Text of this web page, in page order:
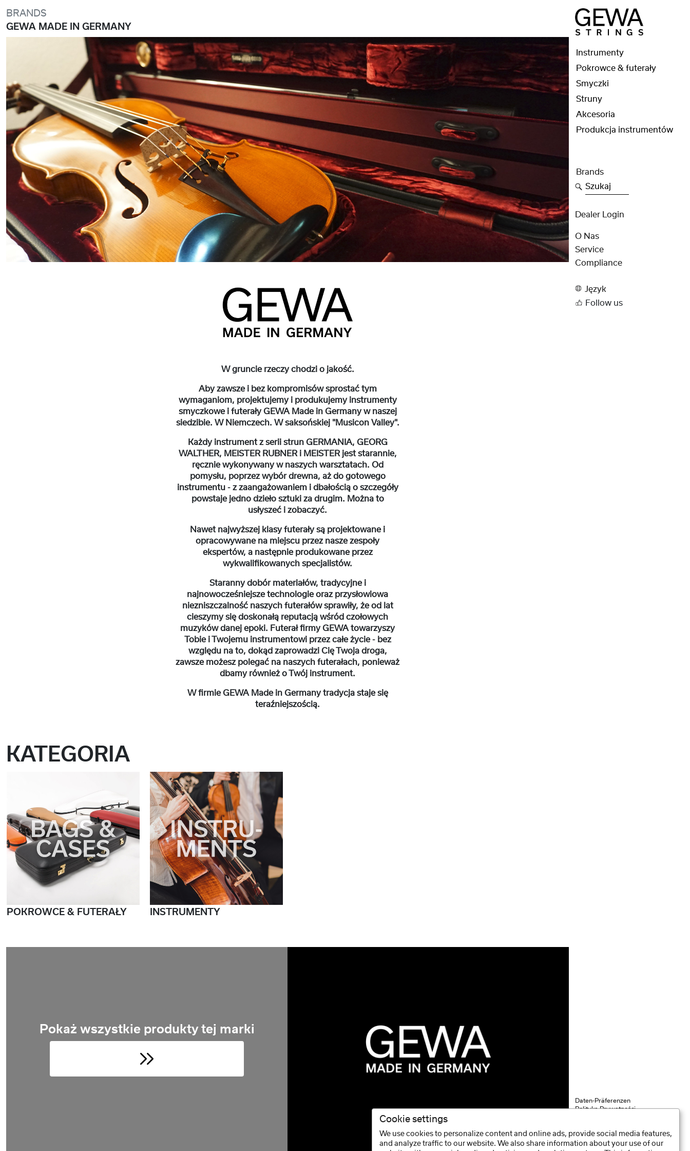
BRANDS
GEWA MADE IN GERMANY
W gruncie rzeczy chodzi o jakość.
Aby zawsze i bez kompromisów sprostać tym
wymaganiom, projektujemy i produkujemy instrumenty
smyczkowe i futerały GEWA Made in Germany w naszej
siedzibie. W Niemczech. W saksońskiej "Musicon Valley".
Każdy instrument z serii strun GERMANIA, GEORG
WALTHER, MEISTER RUBNER i MEISTER jest starannie,
ręcznie wykonywany w naszych warsztatach. Od
pomysłu, poprzez wybór drewna, aż do gotowego
instrumentu - z zaangażowaniem i dbałością o szczegóły
powstaje jedno dzieło sztuki za drugim. Można to
usłyszeć i zobaczyć.
Nawet najwyższej klasy futerały są projektowane i
opracowywane na miejscu przez nasze zespoły
ekspertów, a następnie produkowane przez
wykwalifikowanych specjalistów.
Staranny dobór materiałów, tradycyjne i
najnowocześniejsze technologie oraz przysłowiowa
niezniszczalność naszych futerałów sprawiły, że od lat
cieszymy się doskonałą reputacją wśród czołowych
muzyków danej epoki. Futerał firmy GEWA towarzyszy
Tobie i Twojemu instrumentowi przez całe życie - bez
względu na to, dokąd zaprowadzi Cię Twoja droga,
zawsze możesz polegać na naszych futerałach, ponieważ
dbamy również o Twój instrument.
W firmie GEWA Made in Germany tradycja staje się
teraźniejszością.
KATEGORIA
POKROWCE & FUTERAŁY INSTRUMENTY
Pokaż wszystkie produkty tej marki
Instrumenty
Pokrowce & futerały
Smyczki
Struny
Akcesoria
Produkcja instrumentów
Brands
Szukaj
Dealer Login
O Nas
Service
Compliance
Język
Follow us
Daten-Präferenzen
Polityka Prywatności
Cookie settings
We use cookies to personalize content and online ads, provide social media features,
and analyze traffic to our website. We also share information about your use of our